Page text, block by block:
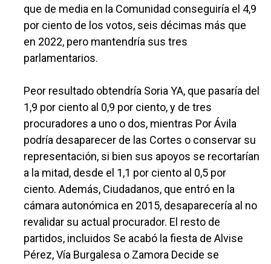
que de media en la Comunidad conseguiría el 4,9
por ciento de los votos, seis décimas más que
en 2022, pero mantendría sus tres
parlamentarios.
Peor resultado obtendría Soria YA, que pasaría del
1,9 por ciento al 0,9 por ciento, y de tres
procuradores a uno o dos, mientras Por Ávila
podría desaparecer de las Cortes o conservar su
representación, si bien sus apoyos se recortarían
a la mitad, desde el 1,1 por ciento al 0,5 por
ciento. Además, Ciudadanos, que entró en la
cámara autonómica en 2015, desaparecería al no
revalidar su actual procurador. El resto de
partidos, incluidos Se acabó la fiesta de Alvise
Pérez, Vía Burgalesa o Zamora Decide se